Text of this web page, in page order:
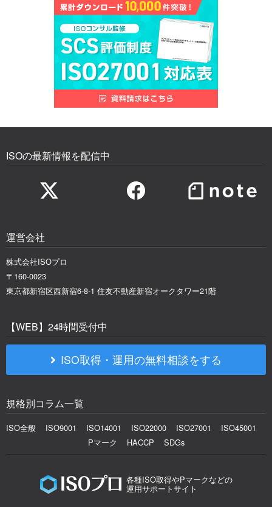
ISOの最新情報を配信中
運営会社
株式会社ISOプロ
〒160-0023
東京都新宿区西新宿6-8-1 住友不動産新宿オークタワー21階
【WEB】24時間受付中
ISO取得・運用の無料相談をする
規格別コラム一覧
ISO全般 ISO9001 ISO14001 ISO22000 ISO27001
ISO45001
Pマーク
HACCP SDGs
各種ISO取得やPマークなどの
運用サポートサイト